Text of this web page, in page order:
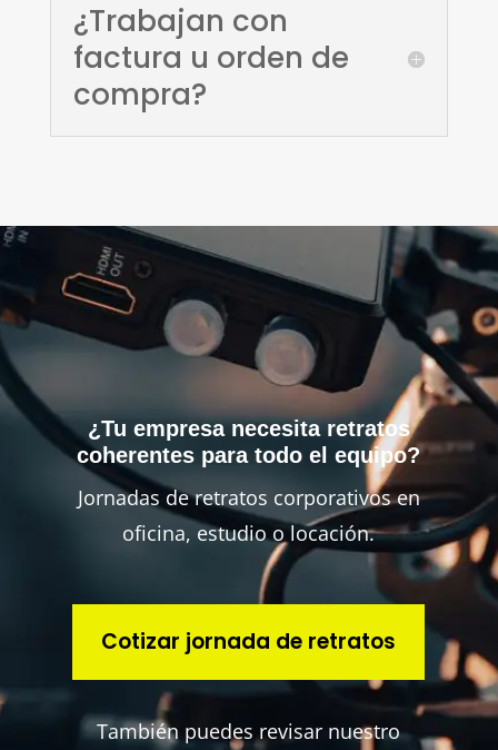
¿Trabajan con
factura u orden de
compra?
¿Tu empresa necesita retratos
coherentes para todo el equipo?
Jornadas de retratos corporativos en
oficina, estudio o locación.
Cotizar jornada de retratos
También puedes revisar nuestro